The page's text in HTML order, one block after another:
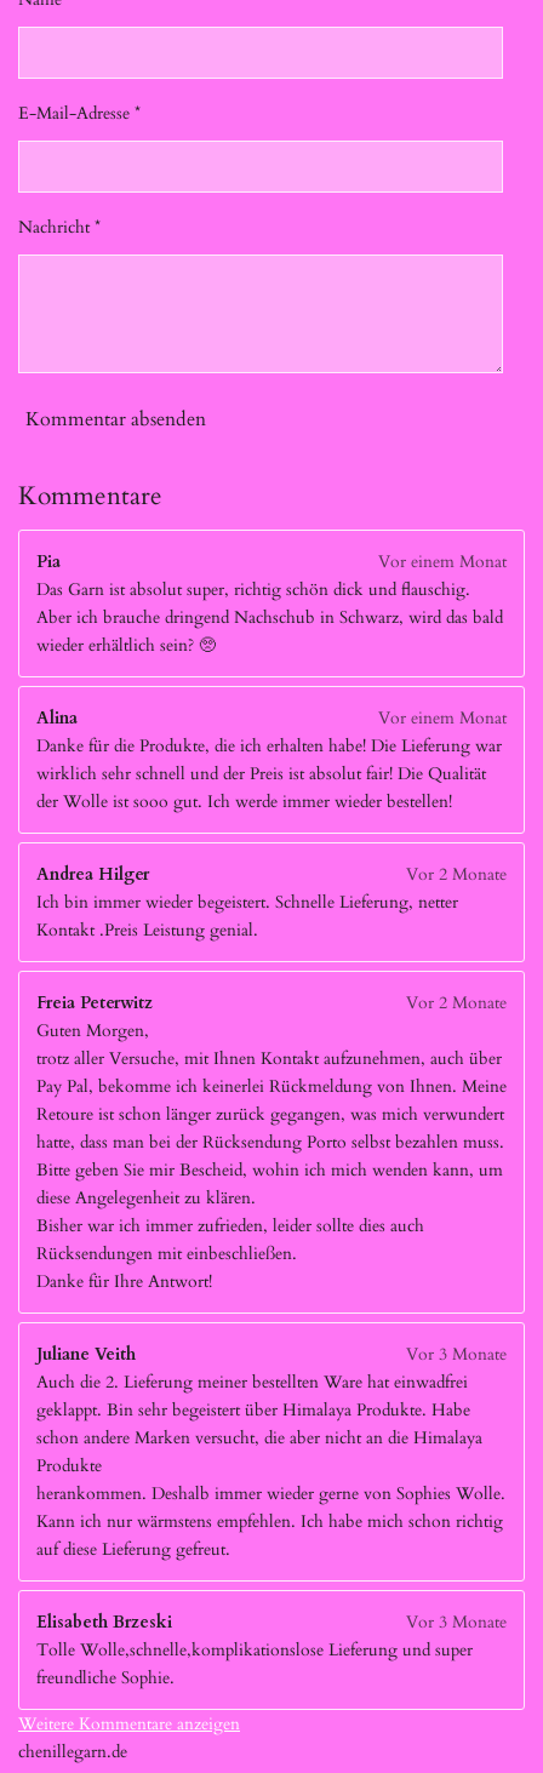
E-Mail-Adresse *
Nachricht *
Kommentar absenden
Kommentare
Pia
Vor einem Monat
Das Garn ist absolut super, richtig schön dick und flauschig.
Aber ich brauche dringend Nachschub in Schwarz, wird das bald
wieder erhältlich sein? 🥺
Alina
Vor einem Monat
Danke für die Produkte, die ich erhalten habe! Die Lieferung war
wirklich sehr schnell und der Preis ist absolut fair! Die Qualität
der Wolle ist sooo gut. Ich werde immer wieder bestellen!
Andrea Hilger
Vor 2 Monate
Ich bin immer wieder begeistert. Schnelle Lieferung, netter
Kontakt .Preis Leistung genial.
Freia Peterwitz
Vor 2 Monate
Guten Morgen,
trotz aller Versuche, mit Ihnen Kontakt aufzunehmen, auch über
Pay Pal, bekomme ich keinerlei Rückmeldung von Ihnen. Meine
Retoure ist schon länger zurück gegangen, was mich verwundert
hatte, dass man bei der Rücksendung Porto selbst bezahlen muss.
Bitte geben Sie mir Bescheid, wohin ich mich wenden kann, um
diese Angelegenheit zu klären.
Bisher war ich immer zufrieden, leider sollte dies auch
Rücksendungen mit einbeschließen.
Danke für Ihre Antwort!
Juliane Veith
Vor 3 Monate
Auch die 2. Lieferung meiner bestellten Ware hat einwadfrei
geklappt. Bin sehr begeistert über Himalaya Produkte. Habe
schon andere Marken versucht, die aber nicht an die Himalaya
Produkte
herankommen. Deshalb immer wieder gerne von Sophies Wolle.
Kann ich nur wärmstens empfehlen. Ich habe mich schon richtig
auf diese Lieferung gefreut.
Elisabeth Brzeski
Vor 3 Monate
Tolle Wolle,schnelle,komplikationslose Lieferung und super
freundliche Sophie.
Weitere Kommentare anzeigen
chenillegarn.de